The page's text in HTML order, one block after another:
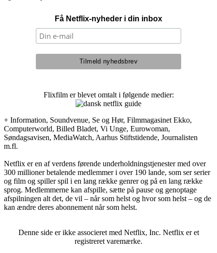
Få Netflix-nyheder i din inbox
Flixfilm er blevet omtalt i følgende medier:
+ Information, Soundvenue, Se og Hør, Filmmagasinet Ekko,
Computerworld, Billed Bladet, Vi Unge, Eurowoman,
Søndagsavisen, MediaWatch, Aarhus Stiftstidende, Journalisten
m.fl.
Netflix er en af verdens førende underholdningstjenester med over
300 millioner betalende medlemmer i over 190 lande, som ser serier
og film og spiller spil i en lang række genrer og på en lang række
sprog. Medlemmerne kan afspille, sætte på pause og genoptage
afspilningen alt det, de vil – når som helst og hvor som helst – og de
kan ændre deres abonnement når som helst.
Denne side er ikke associeret med Netflix, Inc. Netflix er et
registreret varemærke.